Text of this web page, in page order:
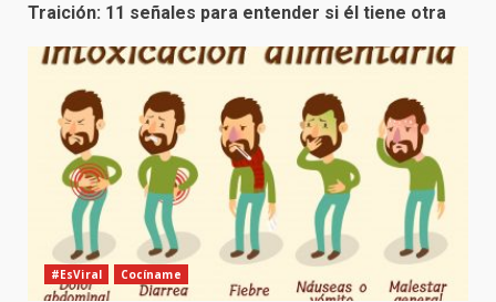
Traición: 11 señales para entender si él tiene otra
#EsViral Cocíname